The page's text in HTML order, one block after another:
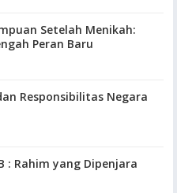
Setelah Menikah:
Peran Baru
Responsibilitas Negara